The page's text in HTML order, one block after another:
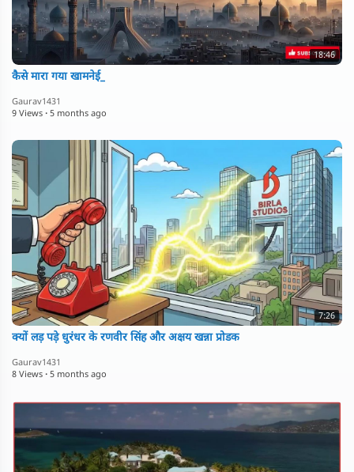
18:46
कैसे मारा गया खामनेई_
Gaurav1431
9 Views · 5 months ago
7:26
क्यों लड़ पड़े धुरंधर के रणवीर सिंह और अक्षय खन्ना प्रोडक
Gaurav1431
8 Views · 5 months ago